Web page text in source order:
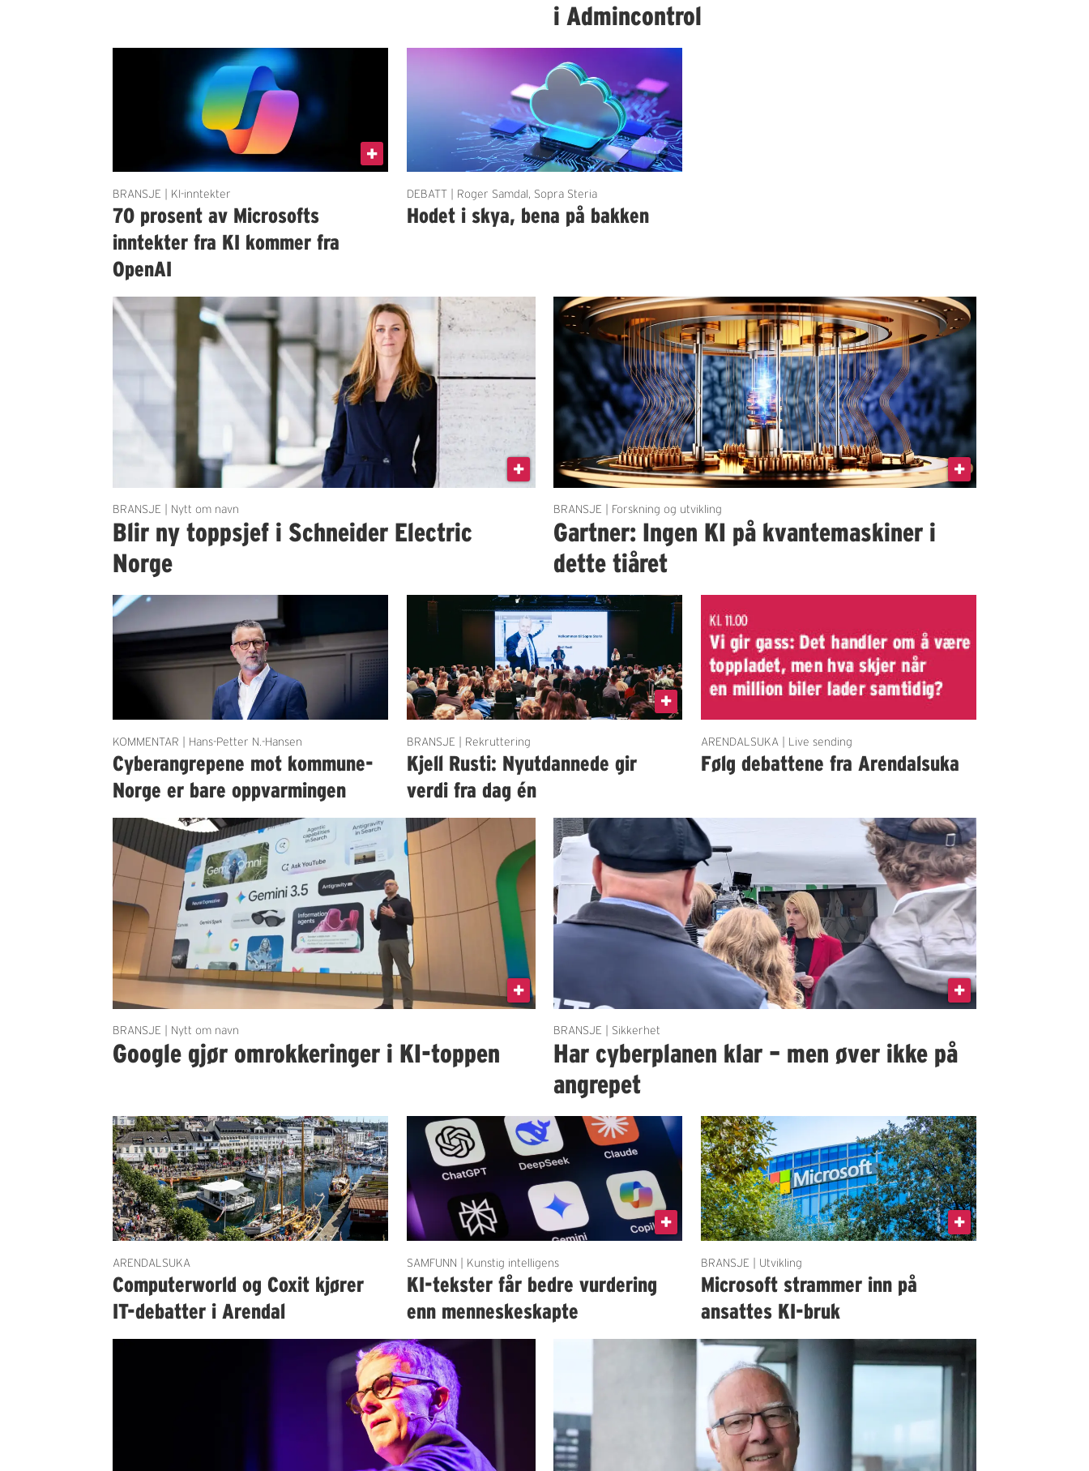
i Admincontrol
BRANSJE | KI-inntekter
70 prosent av Microsofts
inntekter fra KI kommer fra
OpenAI
DEBATT | Roger Samdal, Sopra Steria
Hodet i skya, bena på bakken
BRANSJE | Nytt om navn
Blir ny toppsjef i Schneider Electric
Norge
BRANSJE | Forskning og utvikling
Gartner: Ingen KI på kvantemaskiner i
dette tiåret
KOMMENTAR | Hans-Petter N.-Hansen
Cyberangrepene mot kommune-
Norge er bare oppvarmingen
BRANSJE | Rekruttering
Kjell Rusti: Nyutdannede gir
verdi fra dag én
ARENDALSUKA | Live sending
Følg debattene fra Arendalsuka
BRANSJE | Nytt om navn
Google gjør omrokkeringer i KI-toppen
BRANSJE | Sikkerhet
Har cyberplanen klar – men øver ikke på
angrepet
ARENDALSUKA
Computerworld og Coxit kjører
IT-debatter i Arendal
SAMFUNN | Kunstig intelligens
KI-tekster får bedre vurdering
enn menneskeskapte
BRANSJE | Utvikling
Microsoft strammer inn på
ansattes KI-bruk